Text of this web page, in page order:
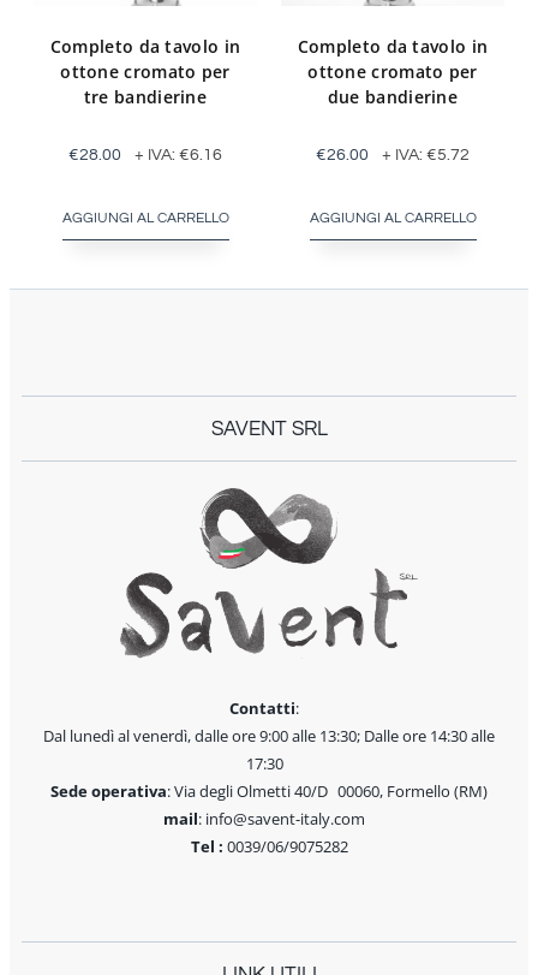
Completo da tavolo in
ottone cromato per
tre bandierine
€28.00 + IVA: €6.16
AGGIUNGI AL CARRELLO
Completo da tavolo in
ottone cromato per
due bandierine
€26.00 + IVA: €5.72
AGGIUNGI AL CARRELLO
SAVENT SRL
Contatti:
Dal lunedì al venerdì, dalle ore 9:00 alle 13:30; Dalle ore 14:30 alle
17:30
Sede operativa: Via degli Olmetti 40/D 00060, Formello (RM)
mail: info@savent-italy.com
Tel : 0039/06/9075282